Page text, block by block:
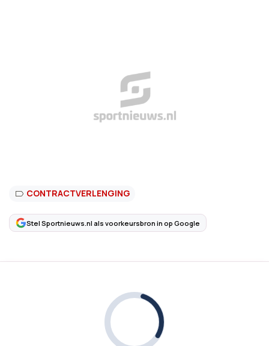
CONTRACTVERLENGING
Stel Sportnieuws.nl als voorkeursbron in op Google